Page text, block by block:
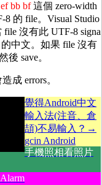
ef bb bf這個 zero-width
8 的 file。Visual Studio
file 沒有此 UTF-8 signa
中文。如果 file 沒有
後 save。
成 errors。
覺得Android中文
輸入法(注音、倉
頡)不易輸入？→
gcin Android
手機照相看照片